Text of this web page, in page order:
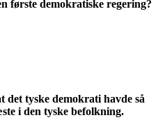
første demokratiske regering?
det tyske demokrati havde så
i den tyske befolkning.